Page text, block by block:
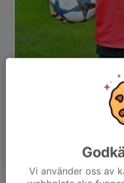
Vi använder oss av